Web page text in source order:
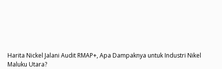
Harita Nickel Jalani Audit RMAP+, Apa Dampaknya untuk Industri Nikel
Maluku Utara?